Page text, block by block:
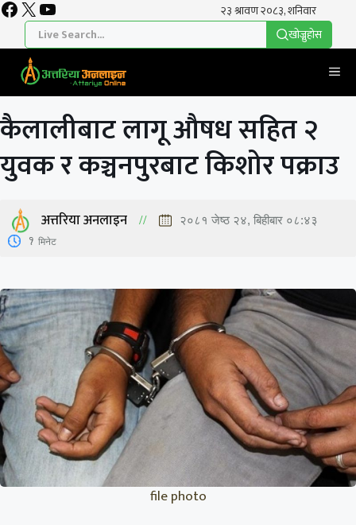
Skip
content
Facebook
X YouTube
खाेज्नुहाेस
कैलालीबाट लागू औषध सहित २
युवक र कञ्चनपुरबाट किशोर पक्राउ
अत्तरिया अनलाइन २०८१ जेष्ठ २४, बिहीबार ०८:४३
1 मिनेट
file photo